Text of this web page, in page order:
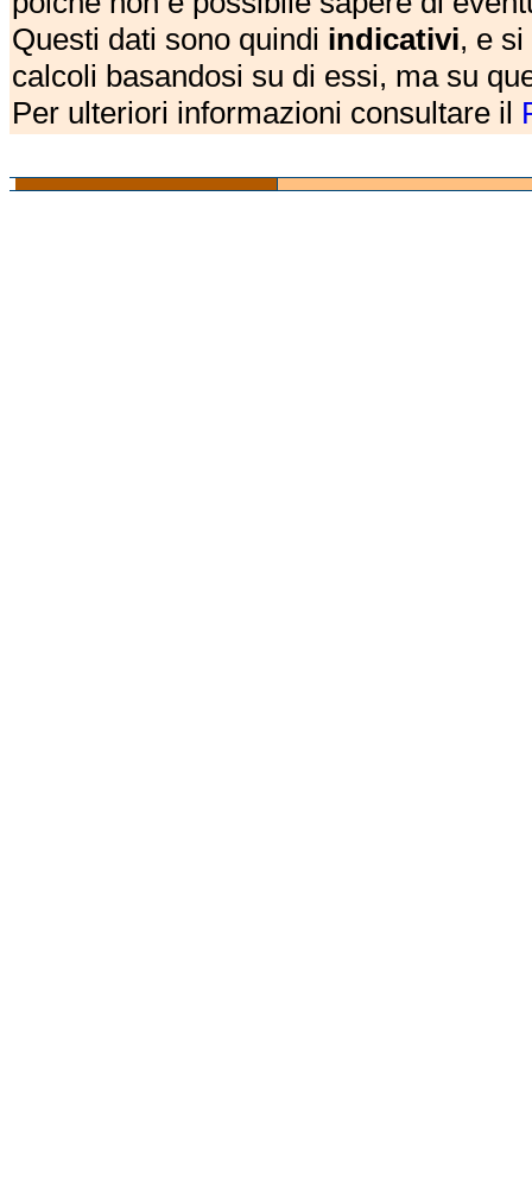
Questi dati sono quindi indicativi, e
calcoli basandosi su di essi, ma su
Per ulteriori informazioni consultare il